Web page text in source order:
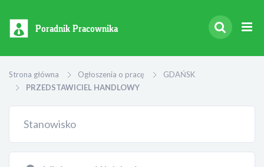
Poradnik Pracownika
Strona główna Ogłoszenia o pracę
GDAŃSK
PRZEDSTAWICIEL HANDLOWY